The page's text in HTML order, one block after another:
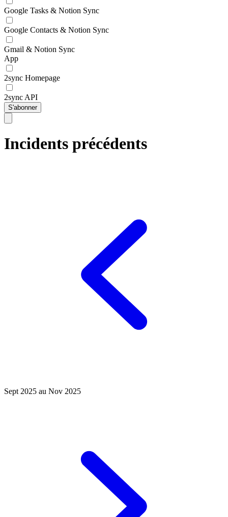
Google Tasks & Notion Sync
Google Contacts & Notion Sync
Gmail & Notion Sync
App
2sync Homepage
2sync API
S'abonner
Incidents précédents
Sept 2025 au Nov 2025